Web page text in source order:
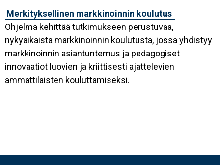
Merkityksellinen markkinoinnin koulutus
Ohjelma kehittää tutkimukseen perustuvaa,
nykyaikaista markkinoinnin koulutusta, jossa yhdistyy
markkinoinnin asiantuntemus ja pedagogiset
innovaatiot luovien ja kriittisesti ajattelevien
ammattilaisten kouluttamiseksi.